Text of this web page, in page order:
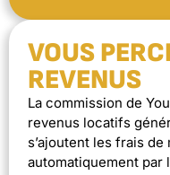
VOUS
REVENUS
La commission de
revenus locatifs
s’ajoutent les frais
automatiquement par